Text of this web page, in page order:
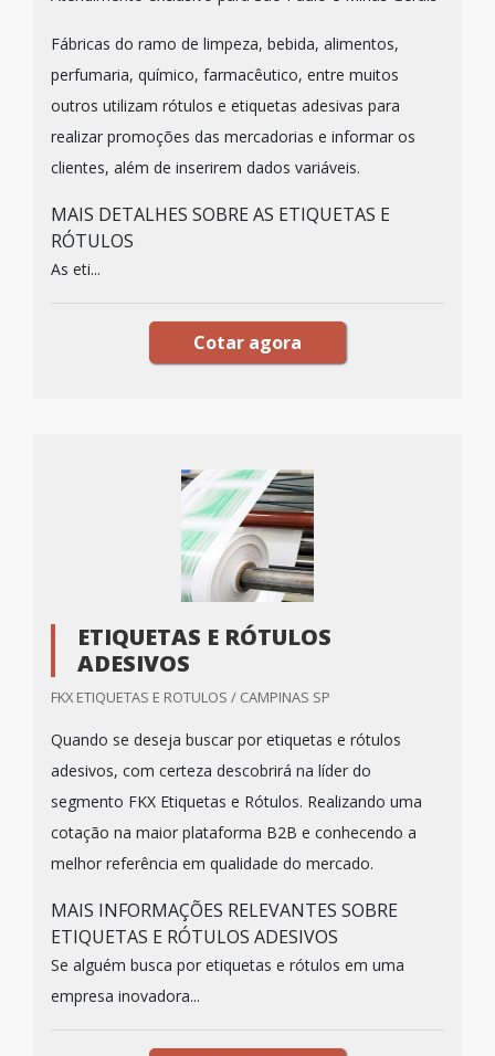
Fábricas do ramo de limpeza, bebida, alimentos,
perfumaria, químico, farmacêutico, entre muitos
outros utilizam rótulos e etiquetas adesivas para
realizar promoções das mercadorias e informar os
clientes, além de inserirem dados variáveis.
MAIS DETALHES SOBRE AS ETIQUETAS E
RÓTULOS
As eti...
Cotar agora
ETIQUETAS E RÓTULOS
ADESIVOS
FKX ETIQUETAS E ROTULOS / CAMPINAS SP
Quando se deseja buscar por etiquetas e rótulos
adesivos, com certeza descobrirá na líder do
segmento FKX Etiquetas e Rótulos. Realizando uma
cotação na maior plataforma B2B e conhecendo a
melhor referência em qualidade do mercado.
MAIS INFORMAÇÕES RELEVANTES SOBRE
ETIQUETAS E RÓTULOS ADESIVOS
Se alguém busca por etiquetas e rótulos em uma
empresa inovadora...